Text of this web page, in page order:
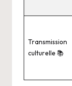
Transmission
culturelle 📚